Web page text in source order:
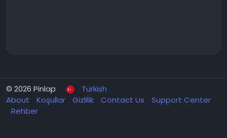
© 2026 Pinlap
Turkish
About
Koşullar Gizlilik Contact Us
Support Center
Rehber